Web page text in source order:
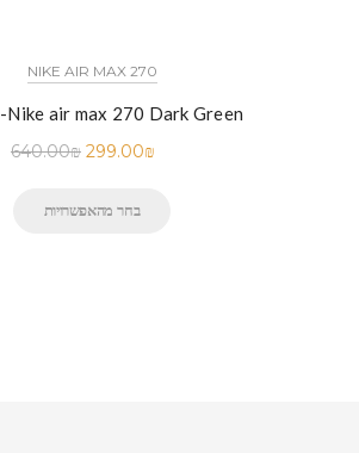
NIKE AIR MAX 270
נעלי נייק-Nike air max 270 Dark Green
640.00₪ 299.00₪
בחר מהאפשרויות